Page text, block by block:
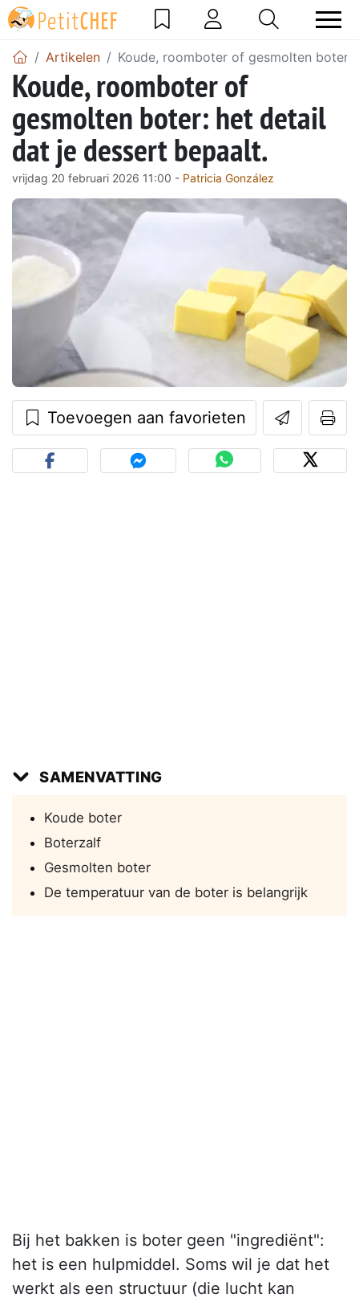
Artikelen Koude, roomboter of gesmolten
Koude, roomboter of
gesmolten boter: het detail
dat je dessert bepaalt.
vrijdag 20 februari 2026 11:00 - Patricia González
Toevoegen aan favorieten
SAMENVATTING
Koude boter
Boterzalf
Gesmolten boter
De temperatuur van de boter is belangrijk
Bij het bakken is boter geen "ingrediënt":
het is een hulpmiddel. Soms wil je dat het
werkt als een structuur (die lucht kan